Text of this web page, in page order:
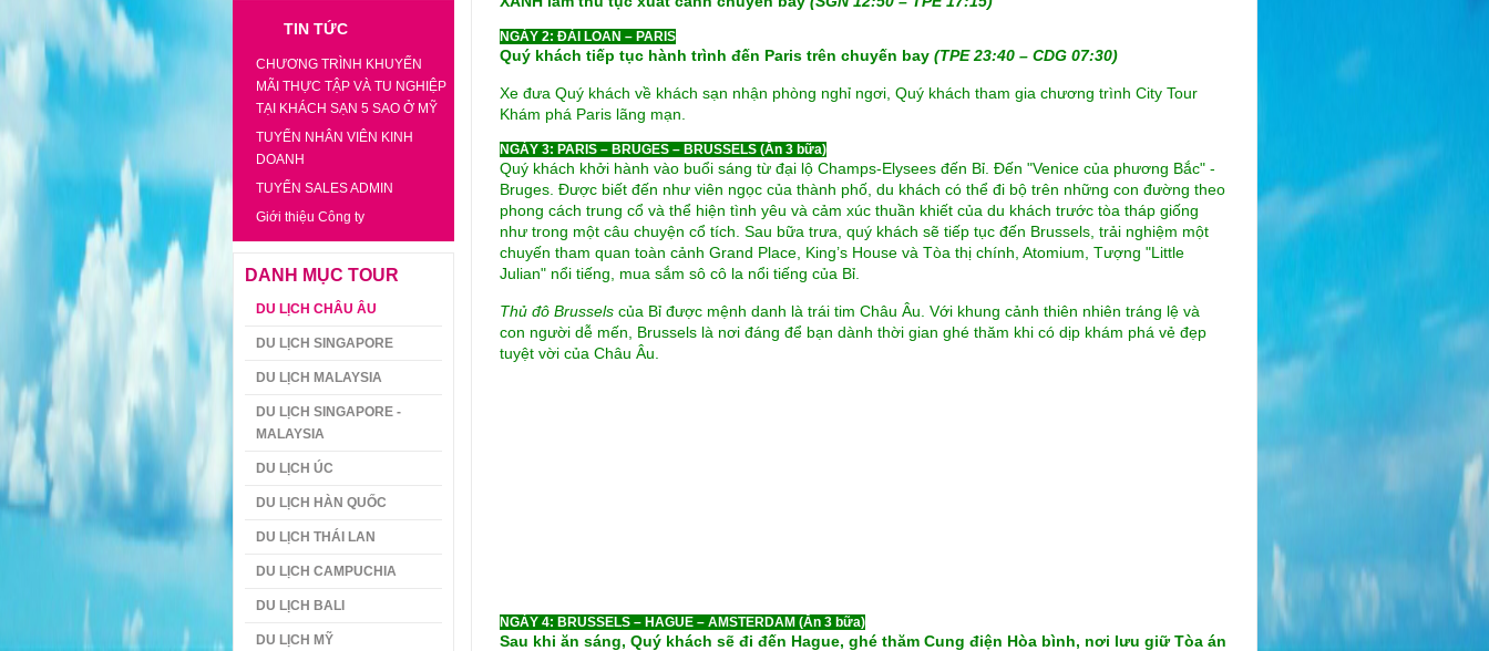
TIN TỨC
CHƯƠNG TRÌNH KHUYẾN
MÃI THỰC TẬP VÀ TU NGHIỆP
TẠI KHÁCH SẠN 5 SAO Ở MỸ
TUYỂN NHÂN VIÊN KINH
DOANH
TUYỂN SALES ADMIN
Giới thiệu Công ty
DANH MỤC TOUR
DU LỊCH CHÂU ÂU
DU LỊCH SINGAPORE
DU LỊCH MALAYSIA
DU LỊCH SINGAPORE -
MALAYSIA
DU LỊCH ÚC
DU LỊCH HÀN QUỐC
DU LỊCH THÁI LAN
DU LỊCH CAMPUCHIA
DU LỊCH BALI
DU LỊCH MỸ
NGÀY 2: ĐÀI LOAN – PARIS
Quý khách tiếp tục hành trình đến Paris trên chuyến bay (TPE 23:40 – CDG 07:30)
Xe đưa Quý khách về khách sạn nhận phòng nghỉ ngơi, Quý khách tham gia chương trình City Tour
Khám phá Paris lãng mạn.
NGÀY 3: PARIS – BRUGES – BRUSSELS (Ăn 3 bữa)
Quý khách khởi hành vào buổi sáng từ đại lộ Champs-Elysees đến Bỉ. Đến "Venice của phương Bắc" -
Bruges. Được biết đến như viên ngọc của thành phố, du khách có thể đi bộ trên những con đường theo
phong cách trung cổ và thể hiện tình yêu và cảm xúc thuần khiết của du khách trước tòa tháp giống
như trong một câu chuyện cổ tích. Sau bữa trưa, quý khách sẽ tiếp tục đến Brussels, trải nghiệm một
chuyến tham quan toàn cảnh Grand Place, King’s House và Tòa thị chính, Atomium, Tượng "Little
Julian" nổi tiếng, mua sắm sô cô la nổi tiếng của Bỉ.
Thủ đô Brusselscủa Bỉ được mệnh danh là trái tim Châu Âu. Với khung cảnh thiên nhiên tráng lệ và
con người dễ mến, Brussels là nơi đáng để bạn dành thời gian ghé thăm khi có dịp khám phá vẻ đẹp
tuyệt vời của Châu Âu.
NGÀY 4: BRUSSELS – HAGUE – AMSTERDAM (Ăn 3 bữa)
Sau khi ăn sáng, Quý khách sẽ đi đến Hague, ghé thăm Cung điện Hòa bình, nơi lưu giữ Tòa án